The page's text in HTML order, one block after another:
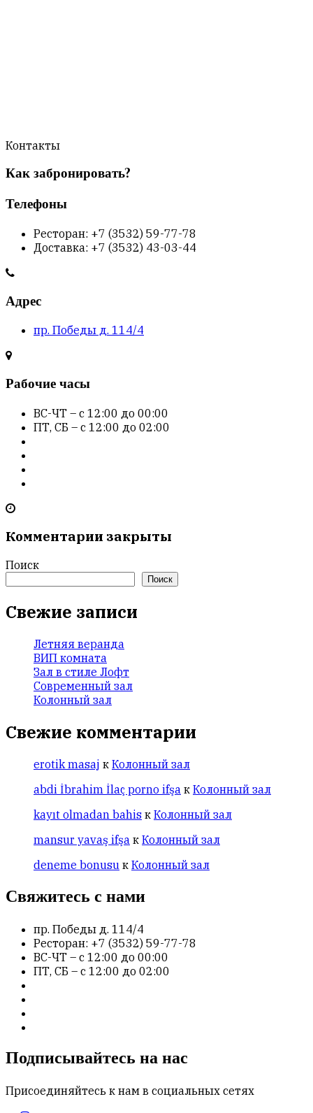
Контакты
Как забронировать?
Телефоны
Ресторан: +7 (3532) 59-77-78
Доставка: +7 (3532) 43-03-44
Адрес
пр. Победы д. 114/4
Рабочие часы
ВС-ЧТ – с 12:00 до 00:00
ПТ, СБ – с 12:00 до 02:00
Комментарии закрыты
Поиск
Поиск
Свежие записи
Летняя веранда
ВИП комната
Зал в стиле Лофт
Современный зал
Колонный зал
Свежие комментарии
erotik masaj к Колонный зал
abdi İbrahim İlaç porno ifşa к Колонный зал
kayıt olmadan bahis к Колонный зал
mansur yavaş ifşa к Колонный зал
deneme bonusu к Колонный зал
Свяжитесь с нами
пр. Победы д. 114/4
Ресторан: +7 (3532) 59-77-78
ВС-ЧТ – с 12:00 до 00:00
ПТ, СБ – с 12:00 до 02:00
Подписывайтесь на нас
Присоединяйтесь к нам в социальных сетях